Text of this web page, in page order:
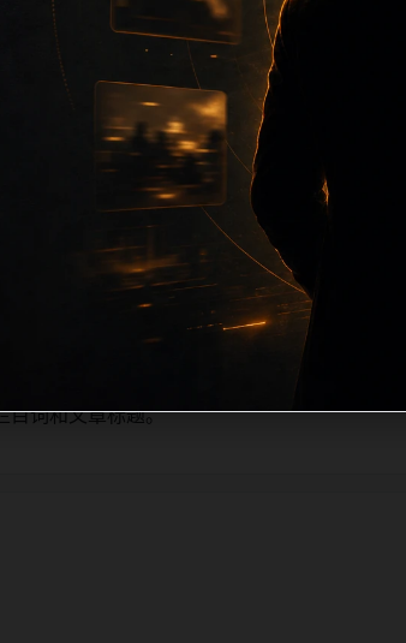
每篇保留相关问题、站内推荐和清晰的层级
结构，并为后续专题聚合提供可点击入口。
本地化的方式持续补充。
目词和文章标题。